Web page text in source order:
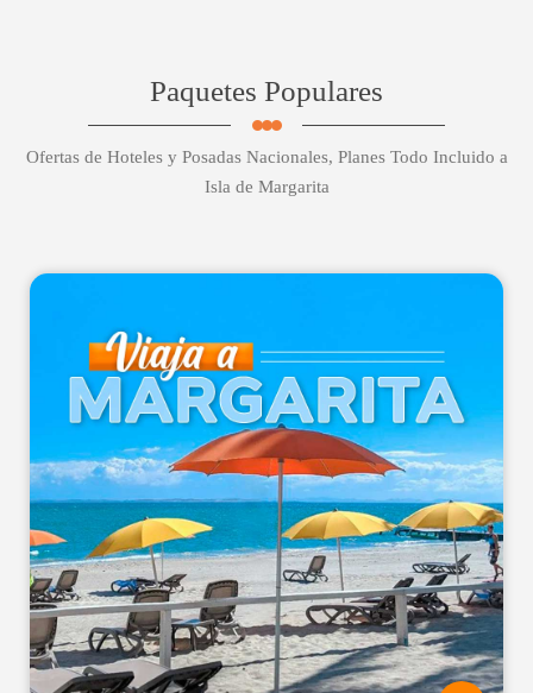
Paquetes Populares
Ofertas de Hoteles y Posadas Nacionales, Planes Todo Incluido a
Isla de Margarita